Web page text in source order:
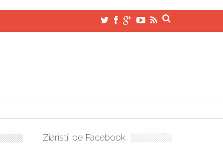
sculați, boieri mari! Sara Nukina are nevoie de ajutorul nostru!
Ziaristii pe Facebook